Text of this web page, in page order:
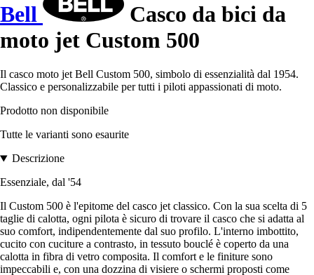
Bell
Casco da bici da
moto jet Custom 500
Il casco moto jet Bell Custom 500, simbolo di essenzialità dal 1954.
Classico e personalizzabile per tutti i piloti appassionati di moto.
Prodotto non disponibile
Tutte le varianti sono esaurite
Descrizione
Essenziale, dal '54
Il Custom 500 è l'epitome del casco jet classico. Con la sua scelta di 5
taglie di calotta, ogni pilota è sicuro di trovare il casco che si adatta al
suo comfort, indipendentemente dal suo profilo. L'interno imbottito,
cucito con cuciture a contrasto, in tessuto bouclé è coperto da una
calotta in fibra di vetro composita. Il comfort e le finiture sono
impeccabili e, con una dozzina di visiere o schermi proposti come